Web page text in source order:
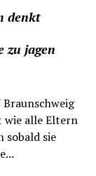
denkt
zu jagen
Braunschweig
wie alle Eltern
sobald sie